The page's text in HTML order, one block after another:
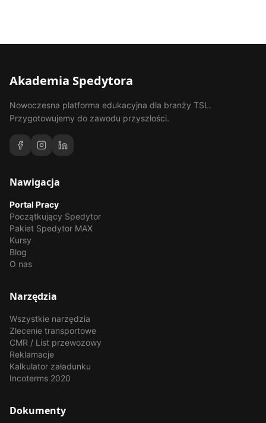
Akademia Spedytora
Nowoczesna platforma edukacyjna dla branży TSL.
Przygotowujemy do zawodu przyszłości.
Nawigacja
Portal Pracy
Początkujący Spedytor
Pakiet Spedytor MAX
Kursy
Blog
O nas
Narzędzia
Wszystkie narzędzia
Zlecenie transportowe
CMR / List przewozowy
Reklamacje
Kalkulator załadunku
Incoterms 2020
Dokumenty